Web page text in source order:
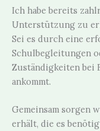
Ich habe bereits
Unterstützung zu
Sei es durch eine
Schulbegleitungen
Zuständigkeiten bei
ankommt.
Gemeinsam sorgen
erhält, die es